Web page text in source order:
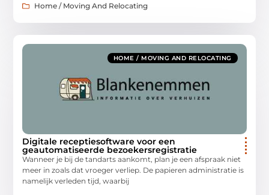
Home / Moving And Relocating
HOME / MOVING AND RELOCATING
Digitale receptiesoftware voor een
geautomatiseerde bezoekersregistratie
Wanneer je bij de tandarts aankomt, plan je een afspraak niet
meer in zoals dat vroeger verliep. De papieren administratie is
namelijk verleden tijd, waarbij